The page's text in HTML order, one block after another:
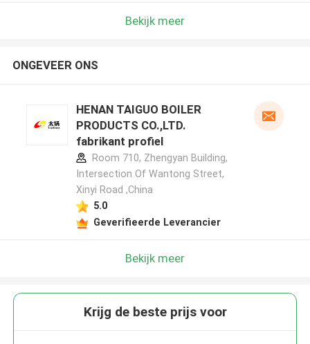
Bekijk meer
ONGEVEER ONS
HENAN TAIGUO BOILER
PRODUCTS CO.,LTD.
fabrikant profiel
Room 710, Zhengyan Building,
Intersection Of Wantong Street,
Xinyi Road ,China
5.0
Geverifieerde Leverancier
Bekijk meer
Krijg de beste prijs voor